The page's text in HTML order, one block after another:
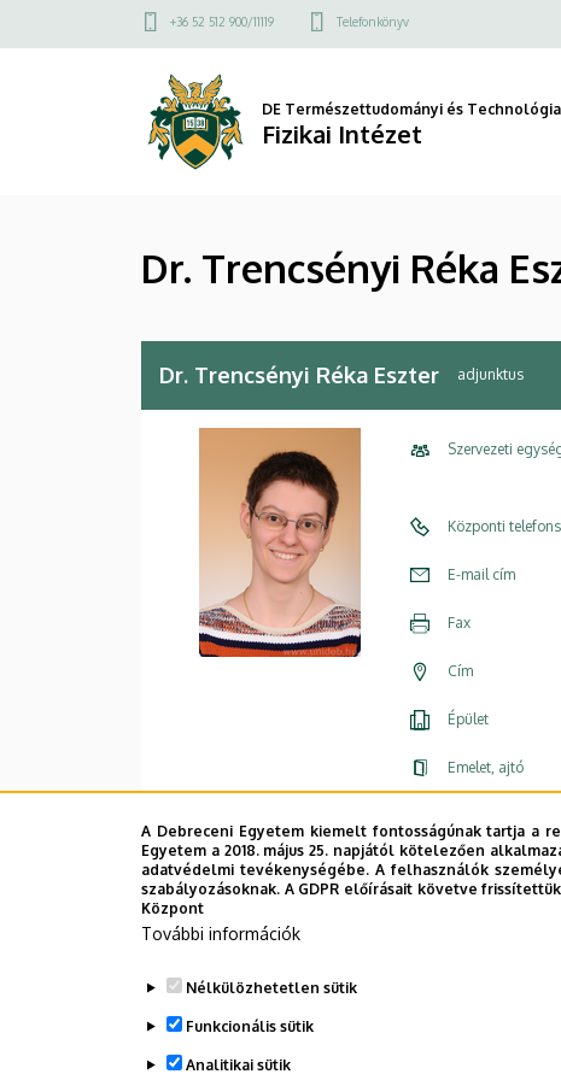
Trencsényi
a
Felső
menü
+36 52 512 900/11119 Telefonkönyv
DE Természettudományi és
Fizikai Intézet
Dr. Trencsényi Réka
Dr. Trencsényi Réka Eszter adjunktus
Szervezeti
Központi
E-mail cím
Fax
Cím
Épület
Emelet, ajtó
A Debreceni Egyetem kiemelt fontosságúnak tartja a
Egyetem a 2018. május 25. napjától kötelezően
adatvédelmi tevékenységébe. A felhasználók
szabályozásoknak. A GDPR előírásait követve
Központ
További információk
Nélkülözhetetlen sütik
Funkcionális sütik
Analitikai sütik